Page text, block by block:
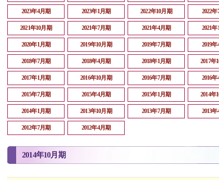
2023年4月期 2023年1月期 2022年10月期 2022
2021年10月期 2021年7月期 2021年4月期 2021
2020年1月期 2019年10月期 2019年7月期 2019
2018年7月期 2018年4月期 2018年1月期 2017年
2017年1月期 2016年10月期 2016年7月期 2016
2015年7月期 2015年4月期 2015年1月期 2014年
2014年1月期 2013年10月期 2013年7月期 2013
2012年7月期 2012年4月期
2014年10月期